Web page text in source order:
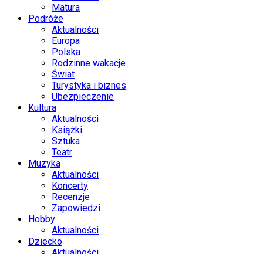
Matura
Podróże
Aktualności
Europa
Polska
Rodzinne wakacje
Świat
Turystyka i biznes
Ubezpieczenie
Kultura
Aktualności
Książki
Sztuka
Teatr
Muzyka
Aktualności
Koncerty
Recenzje
Zapowiedzi
Hobby
Aktualności
Dziecko